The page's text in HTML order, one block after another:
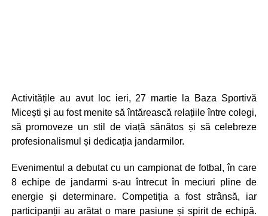
Activitățile au avut loc ieri, 27 martie la Baza Sportivă
Micești și au fost menite să întărească relațiile între colegi,
să promoveze un stil de viață sănătos și să celebreze
profesionalismul și dedicația jandarmilor.
Evenimentul a debutat cu un campionat de fotbal, în care
8 echipe de jandarmi s-au întrecut în meciuri pline de
energie și determinare. Competiția a fost strânsă, iar
participanții au arătat o mare pasiune și spirit de echipă.